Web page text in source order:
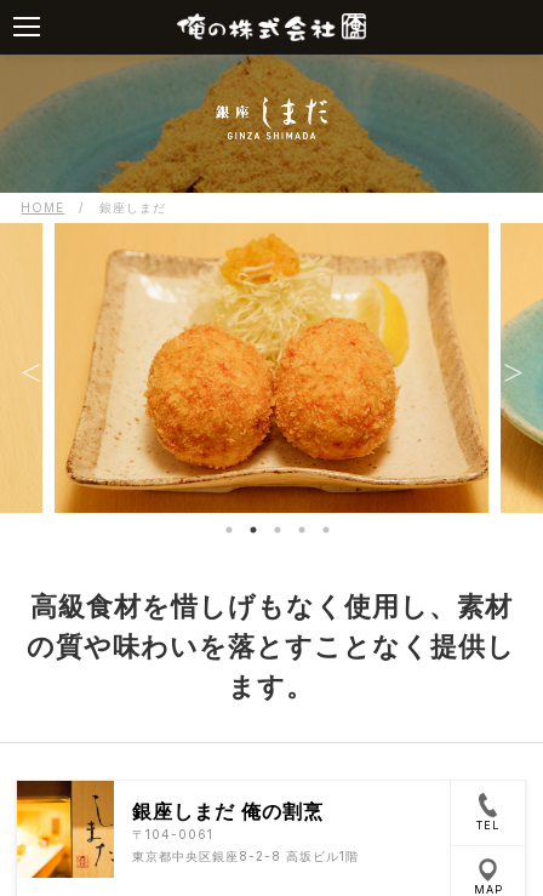
HOME / 銀座しまだ
高級食材を惜しげもなく使用し、素材
の質や味わいを落とすことなく提供し
ます。
銀座しまだ 俺の割烹
〒104-0061
東京都中央区銀座8-2-8 高坂ビル1階
TEL
MAP